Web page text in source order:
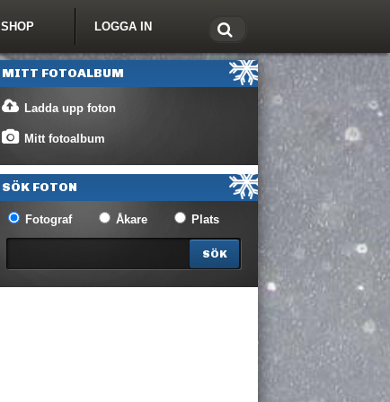
LOGGA IN
SHOP
MITT FOTOALBUM
Ladda upp foton
Mitt fotoalbum
SÖK FOTON
Fotograf Åkare Plats